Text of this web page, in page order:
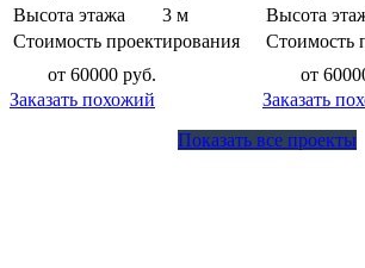
Высота этажа
3 м
Стоимость проектирования
от 60000 руб.
Заказать похожий
Высота
Стоимость
от
Заказать
Показать все проекты